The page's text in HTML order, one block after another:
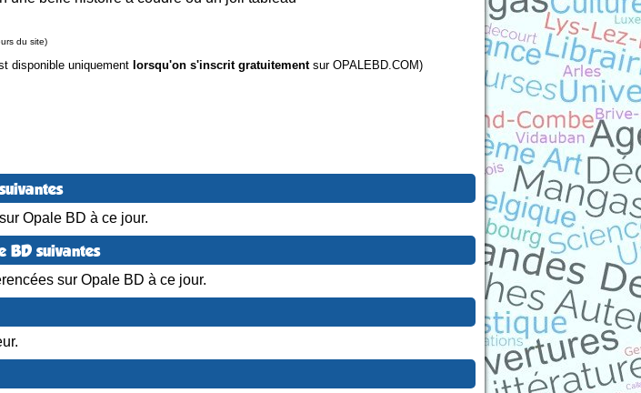
du site)
disponible uniquement lorsqu'on s'inscrit gratuitementsur OPALEBD.COM)
Opale BD à ce jour.
BD suivantes
sur Opale BD à ce jour.